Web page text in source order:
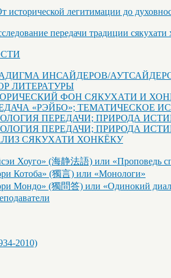
исторической легитимации до
передачи традиции сякухати
ИНСАЙДЕРОВ/
ЛИТЕРАТУРЫ
ФОН СЯКУХАТИ И
«РЭЙБО»; ТЕМАТИЧЕСКОЕ
ПЕРЕДАЧИ; ПРИРОДА
ПЕРЕДАЧИ; ПРИРОДА
СЯКУХАТИ ХОНКЁКУ
Хоуго» (海静法語) или «Проповедь
Котоба» (獨言) или «Монологи»
Мондо» (獨問答) или «Одинокий
2010)